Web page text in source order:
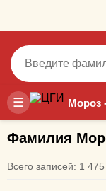
☰
Фамилия
Всего записей: 1 475